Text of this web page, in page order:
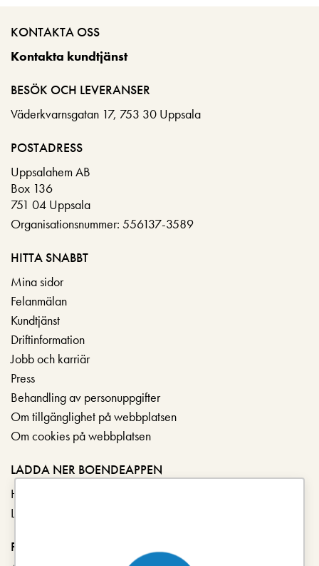
KONTAKTA OSS
Kontakta kundtjänst
BESÖK OCH LEVERANSER
Väderkvarnsgatan 17, 753 30 Uppsala
POSTADRESS
Uppsalahem AB
Box 136
751 04 Uppsala
Organisationsnummer: 556137-3589
HITTA SNABBT
Mina sidor
Felanmälan
Kundtjänst
Driftinformation
Jobb och karriär
Press
Behandling av personuppgifter
Om tillgänglighet på webbplatsen
Om cookies på webbplatsen
LADDA NER BOENDEAPPEN
Hämta i App Store
Ladda ner på Google Play
FÖLJ OSS